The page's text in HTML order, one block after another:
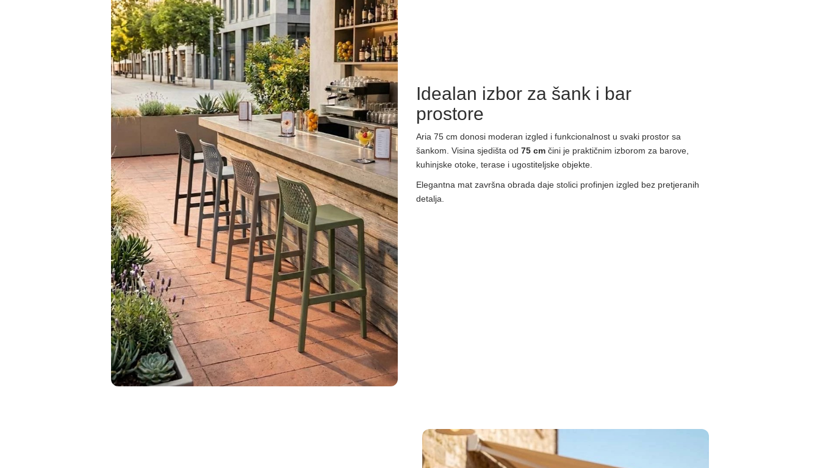
Idealan izbor za šank i bar
prostore
Aria 75 cm donosi moderan izgled i funkcionalnost u svaki prostor sa
šankom. Visina sjedišta od 75 cm čini je praktičnim izborom za barove,
kuhinjske otoke, terase i ugostiteljske objekte.
Elegantna mat završna obrada daje stolici profinjen izgled bez pretjeranih
detalja.